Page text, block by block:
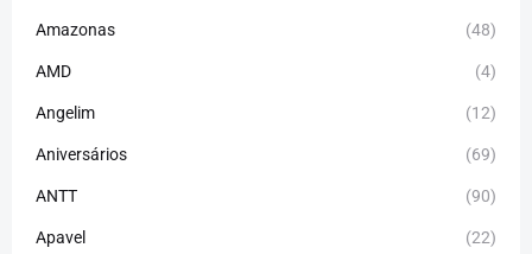
Amazonas (48)
AMD (4)
Angelim (12)
Aniversários (69)
ANTT (90)
Apavel (22)